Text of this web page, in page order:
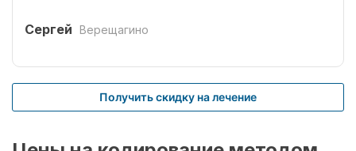
мою новую жизнь.
Сергей Верещагино
Получить скидку на лечение